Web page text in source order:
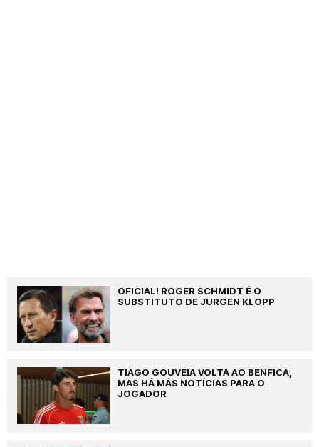
OFICIAL! ROGER SCHMIDT É O
SUBSTITUTO DE JURGEN KLOPP
TIAGO GOUVEIA VOLTA AO BENFICA,
MAS HÁ MÁS NOTÍCIAS PARA O
JOGADOR